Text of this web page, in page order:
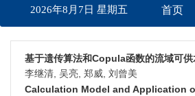
2026年8月7日 星期五 首页
基于遗传算法和Copula函数的流域可供
李继清, 吴亮, 郑威, 刘曾美
Calculation Model and Application